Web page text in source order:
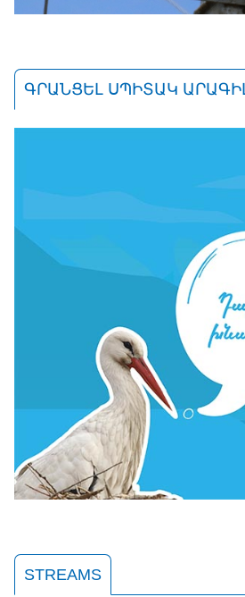
ԳՐԱՆՑԵԼ ՍՊԻՏԱԿ
STREAMS